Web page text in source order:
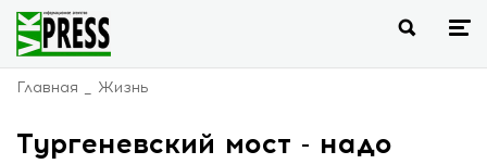
Главная Жизнь
Тургеневский мост - надо